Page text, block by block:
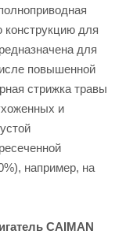
для
для
повышенной
стрижка травы
и
например, на
CAIMAN